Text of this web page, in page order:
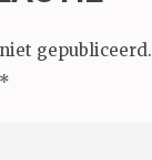
gepubliceerd.
*